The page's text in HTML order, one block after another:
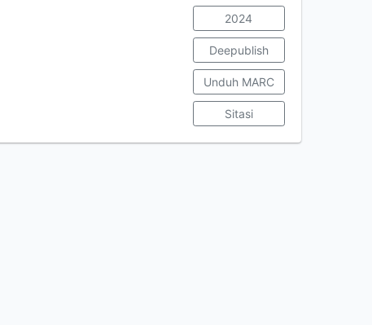
2024
Deepublish
Unduh MARC
Sitasi